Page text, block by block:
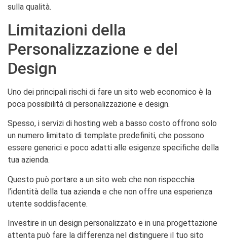
sulla qualità.
Limitazioni della
Personalizzazione e del
Design
Uno dei principali rischi di fare un sito web economico è la
poca possibilità di personalizzazione e design.
Spesso, i servizi di hosting web a basso costo offrono solo
un numero limitato di template predefiniti, che possono
essere generici e poco adatti alle esigenze specifiche della
tua azienda.
Questo può portare a un sito web che non rispecchia
l’identità della tua azienda e che non offre una esperienza
utente soddisfacente.
Investire in un design personalizzato e in una progettazione
attenta può fare la differenza nel distinguere il tuo sito